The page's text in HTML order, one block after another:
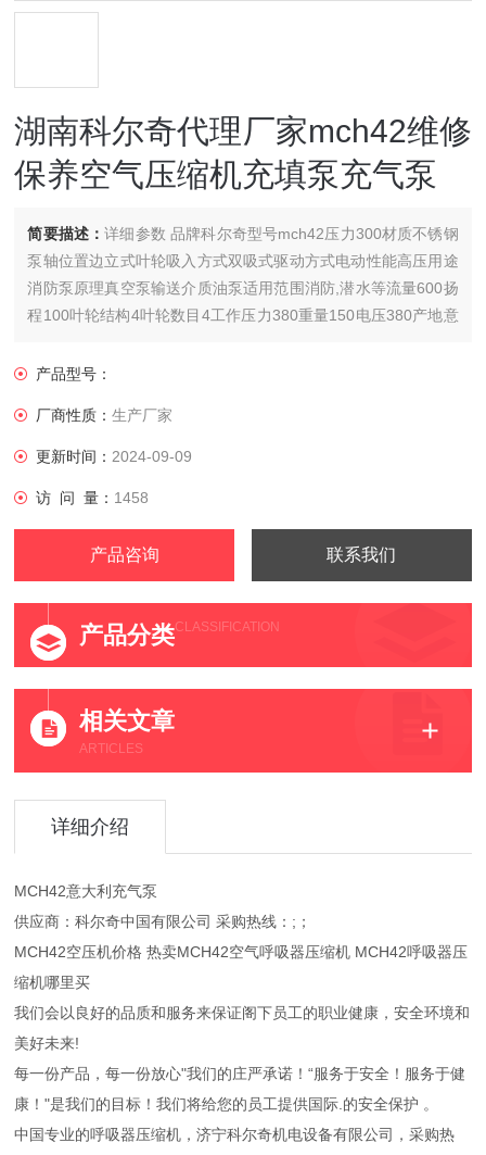
湖南科尔奇代理厂家mch42维修
保养空气压缩机充填泵充气泵
简要描述：详细参数 品牌科尔奇型号mch42压力300材质不锈钢
泵轴位置边立式叶轮吸入方式双吸式驱动方式电动性能高压用途
消防泵原理真空泵输送介质油泵适用范围消防,潜水等流量600扬
程100叶轮结构4叶轮数目4工作压力380重量150电压380产地意
产品型号：
厂商性质：生产厂家
更新时间： 2024-09-09
访 问 量： 1458
产品咨询 联系我们
产品分类CLASSIFICATION
相关文章
ARTICLES
详细介绍
MCH42意大利充气泵
供应商：科尔奇中国有限公司 采购热线：;；
MCH42空压机价格 热卖MCH42空气呼吸器压缩机 MCH42呼吸器压
缩机哪里买
我们会以良好的品质和服务来保证阁下员工的职业健康，安全环境和
美好未来!
每一份产品，每一份放心"我们的庄严承诺！“服务于安全！服务于健
康！"是我们的目标！我们将给您的员工提供国际.的安全保护 。
中国专业的呼吸器压缩机，济宁科尔奇机电设备有限公司，采购热